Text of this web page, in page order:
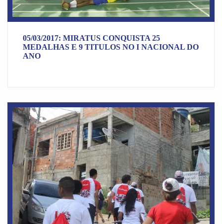
05/03/2017: MIRATUS CONQUISTA 25
MEDALHAS E 9 TITULOS NO I NACIONAL DO
ANO